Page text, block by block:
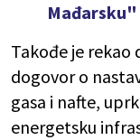
Mađarsku"
Takođe je rekao
dogovor o
gasa i nafte,
energetsku